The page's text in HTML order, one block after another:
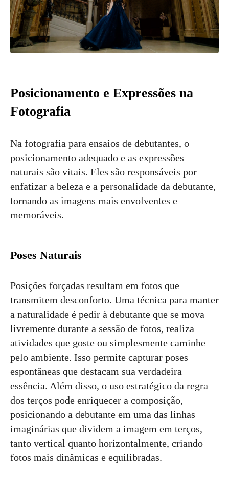
Posicionamento e Expressões na
Fotografia
Na fotografia para ensaios de debutantes, o
posicionamento adequado e as expressões
naturais são vitais. Eles são responsáveis por
enfatizar a beleza e a personalidade da debutante,
tornando as imagens mais envolventes e
memoráveis.
Poses Naturais
Posições forçadas resultam em fotos que
transmitem desconforto. Uma técnica para manter
a naturalidade é pedir à debutante que se mova
livremente durante a sessão de fotos, realiza
atividades que goste ou simplesmente caminhe
pelo ambiente. Isso permite capturar poses
espontâneas que destacam sua verdadeira
essência. Além disso, o uso estratégico da regra
dos terços pode enriquecer a composição,
posicionando a debutante em uma das linhas
imaginárias que dividem a imagem em terços,
tanto vertical quanto horizontalmente, criando
fotos mais dinâmicas e equilibradas.